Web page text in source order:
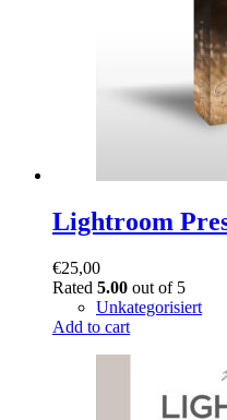
Lightroom
€25,00
Rated 5.00 out of 5
Unkategorisiert
Add to cart